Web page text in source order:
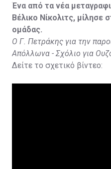
Ένα από τα νέα
Βέλικο Νίκολιτς, μίλησε
ομάδας.
Ο Γ. Πετράκης για την
Απόλλωνα - Σχόλιο για
Δείτε το σχετικό βίντεο: